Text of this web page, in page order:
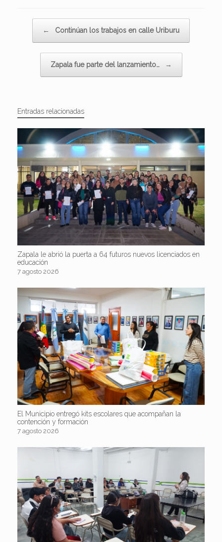
← Continúan los trabajos en calle Uriburu
Zapala fue parte del lanzamiento… →
Entradas relacionadas
Zapala le abrió la puerta a 64 futuros nuevos licenciados en
educación
7 agosto 2026
El Municipio entregó kits escolares que acompañan la
contención y formación
7 agosto 2026